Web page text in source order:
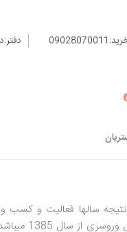
نتیجه سالها فعالیت و کسب و
سنتی ایرانی در حوزه شال